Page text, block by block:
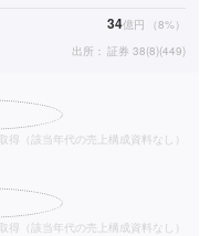
34億円 （8%）
出所： 証券 38(8)(449)
得（該当年代の売上構成資料なし）
得（該当年代の売上構成資料なし）